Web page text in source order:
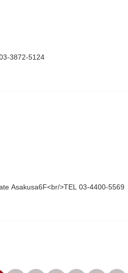
3872-5124
Asakusa6F<br/>TEL 03-4400-5569